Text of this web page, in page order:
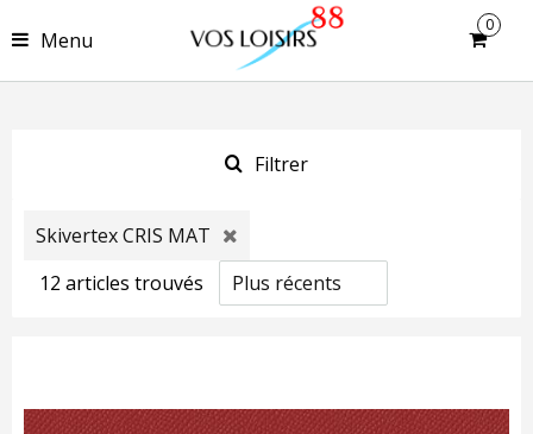
Menu
0
Filtrer
Skivertex CRIS MAT
12 articles trouvés